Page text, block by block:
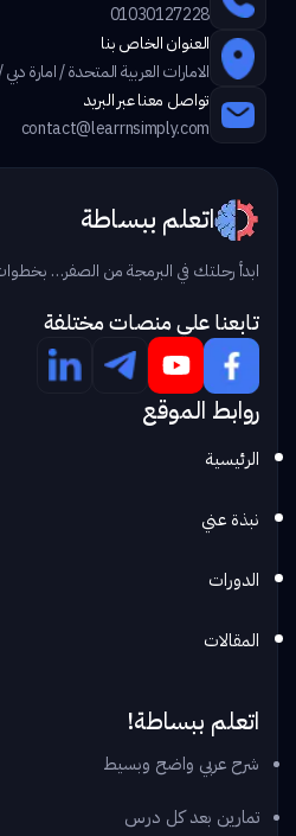
01030127228
العنوان الخاص بنا
الامارات العربية المتحدة / امارة دبي /
تواصل معنا عبر البريد
contact@learrnsimply.com
اتعلم ببساطة
ابدأ رحلتك في البرمجة من الصفر…
تابعنا علي منصات مختلفة
روابط الموقع
الرئيسية
نبذة عني
الدورات
المقالات
اتعلم ببساطة!
شرح عربي واضح وبسيط
تمارين بعد كل درس